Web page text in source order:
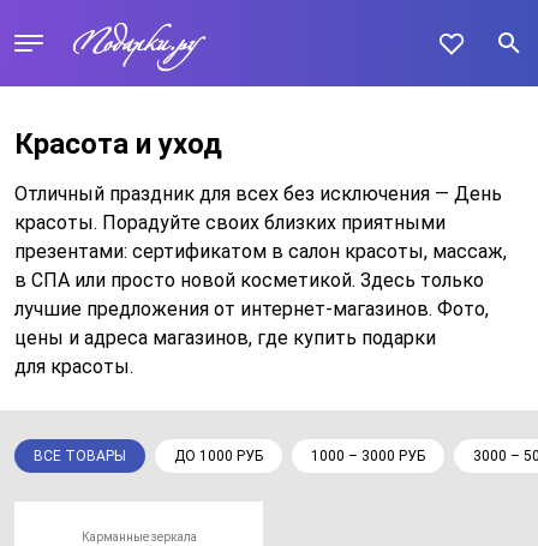
Красота и уход
Отличный праздник для всех без исключения — День
красоты. Порадуйте своих близких приятными
презентами: сертификатом в салон красоты, массаж,
в СПА или просто новой косметикой. Здесь только
лучшие предложения от интернет-магазинов. Фото,
цены и адреса магазинов, где купить подарки
для красоты.
ВСЕ ТОВАРЫ ДО 1000 РУБ 1000 – 3000 РУБ 3000 –
Карманные зеркала